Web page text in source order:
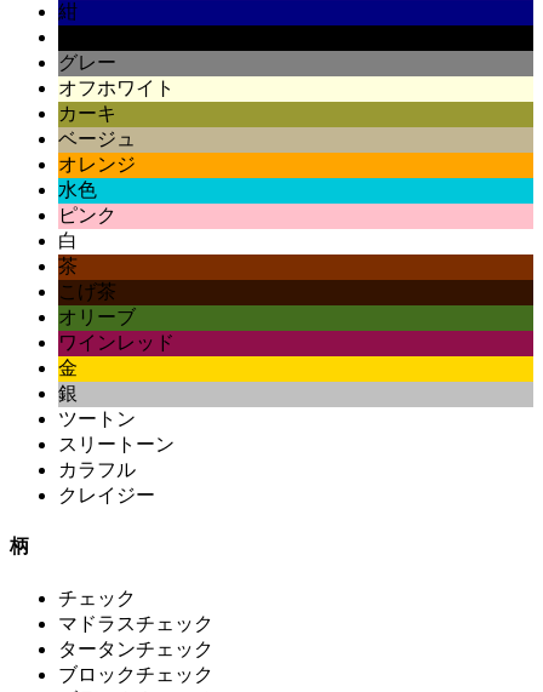
紺
グレー
オフホワイト
カーキ
ベージュ
オレンジ
水色
ピンク
白
茶
こげ茶
オリーブ
ワインレッド
金
銀
ツートン
スリートーン
カラフル
クレイジー
柄
チェック
マドラスチェック
タータンチェック
ブロックチェック